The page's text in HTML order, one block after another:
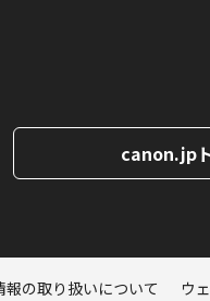
canon.jp
報の取り扱いについて ウ